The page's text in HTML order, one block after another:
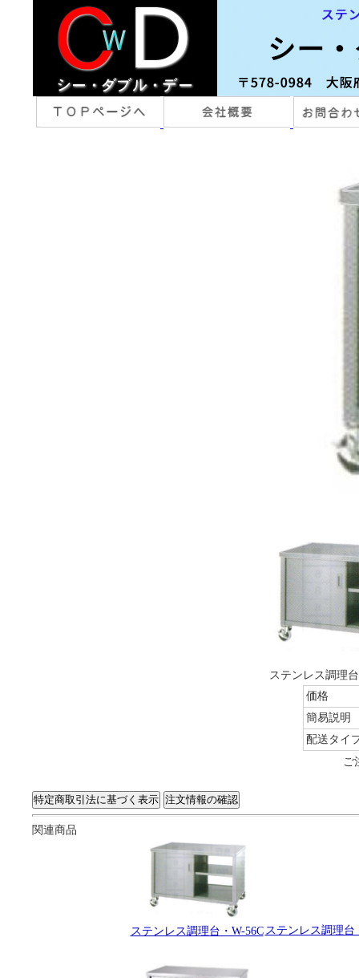
ステンレス調理
価格
簡易説明
配送タイ
ご
関連商品
ステンレス調理台・W-56C ステンレス調理